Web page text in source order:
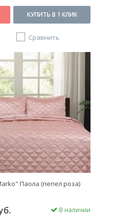
КУПИТЬ В 1 КЛИК
Сравнить
Паола (пепел роза)
В наличии